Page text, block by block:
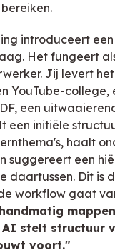
introduceert
Het fungeert
Jij levert
YouTube-college,
een
een initiële
haalt
suggereert een
daartussen. Dit is
workflow gaat
stelt structuur
voort."